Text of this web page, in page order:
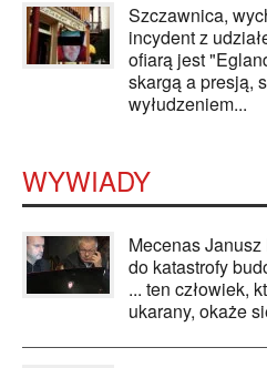
Szczawnica,
incydent z
ofiarą jest
skargą a presją,
wyłudzeniem...
WYWIADY
Mecenas
do katastrofy
... ten człowiek,
ukarany, okaże